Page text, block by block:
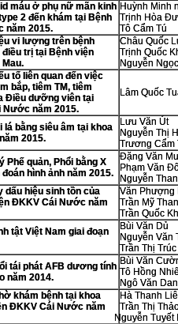
máu ở phụ nữ mãn kinh
2 đến khám tại Bệnh
năm 2015.
Huỳnh Minh
Trịnh Hòa
Tô Cẩm Tú
vi lượng trên bệnh
trị tại Bệnh viện
Châu Quốc
Trịnh Quốc
Nguyễn
tố liên quan đến việc
bắp, tiêm TM, tiêm
Điều dưỡng viên tại
Nước năm 2015.
Lâm Quốc
lá bằng siêu âm tại khoa
2015.
Lưu Văn Út
Nguyễn Thị
Trương Cẩm
Phế quản, Phổi bằng X
hình ảnh năm 2015.
Đặng Văn
Phạm Văn
Nguyễn
dấu hiệu sinh tồn của
ĐKKV Cái Nước năm
Văn Phượng
Trần Mỹ
Trần Quốc
tật Việt Nam giai đoạn
Bùi Văn Dủ
Nguyễn Văn
Trần Thị
tái phát AFB dương tính
năm 2014.
Bùi Văn
Tô Hồng
Ngô Văn
khám bệnh tại khoa
ĐKKV Cái Nước năm
Hà Thanh
Trần Thị
Nguyễn Tuyết